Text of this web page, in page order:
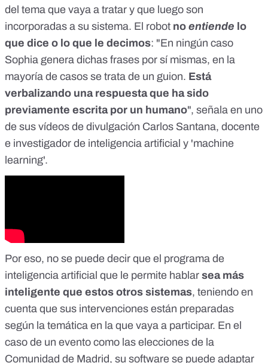
del tema que vaya a tratar y que luego son
incorporadas a su sistema. El robot no entiende lo
que dice o lo que le decimos: "En ningún caso
Sophia genera dichas frases por sí mismas, en la
mayoría de casos se trata de un guion. Está
verbalizando una respuesta que ha sido
previamente escrita por un humano", señala en uno
de sus vídeos de divulgación Carlos Santana, docente
e investigador de inteligencia artificial y 'machine
learning'.
Por eso, no se puede decir que el programa de
inteligencia artificial que le permite hablar sea más
inteligente que estos otros sistemas, teniendo en
cuenta que sus intervenciones están preparadas
según la temática en la que vaya a participar. En el
caso de un evento como las elecciones de la
Comunidad de Madrid, su software se puede adaptar